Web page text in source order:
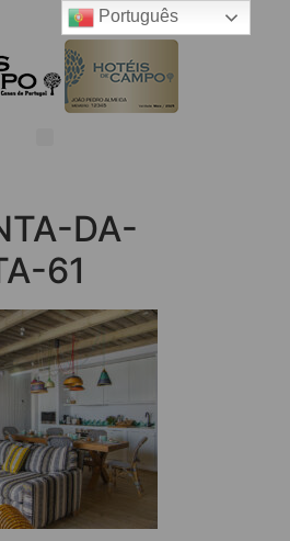
DA-
61
Português